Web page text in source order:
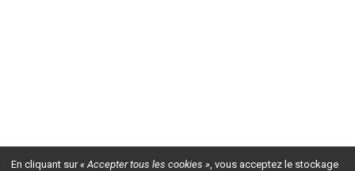
En cliquant sur« Accepter tous les cookies », vous acceptez le stockage